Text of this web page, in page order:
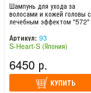
Шампунь для ухода за
волосами и кожей головы с
лечебным эффектом "572"
300 мл S-He
Артикул: 93
S-Heart-S (Япония)
6450 р.
КУПИТЬ